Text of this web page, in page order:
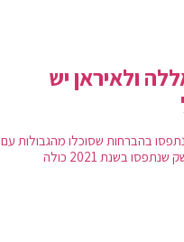
ולאיראן יש
נתפסו בהברחות שסוכלו מהגבולות עם
בשנת 2021 כולה